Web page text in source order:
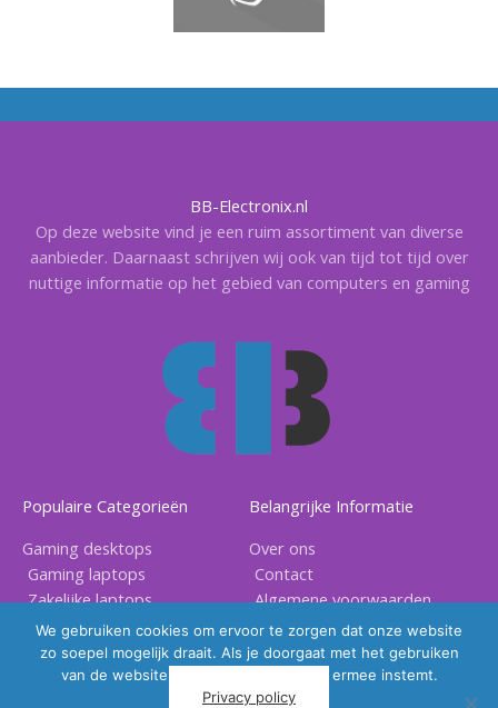
BB-Electronix.nl
Op deze website vind je een ruim assortiment van diverse
aanbieder. Daarnaast schrijven wij ook van tijd tot tijd over
nuttige informatie op het gebied van computers en gaming
Populaire Categorieën
Gaming desktops
Gaming laptops
Zakelijke laptops
Gaming accessoires
Belangrijke Informatie
Over ons
Contact
Algemene voorwaarden
Privacy voorwaarden
We gebruiken cookies om ervoor te zorgen dat onze website
zo soepel mogelijk draait. Als je doorgaat met het gebruiken
van de website, gaan we er vanuit dat ermee instemt.
Privacy policy